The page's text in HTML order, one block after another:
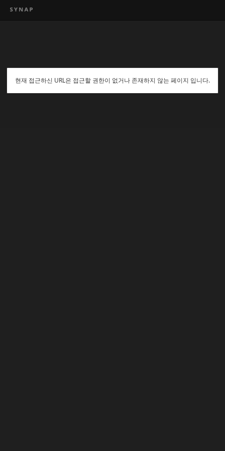
현재 접근하신 URL은 접근할 권한이 없거나 존재하지 않는 페이지 입니다.